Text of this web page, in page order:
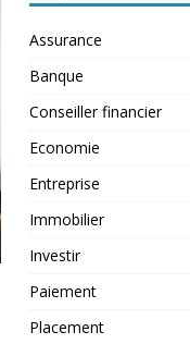
Assurance
Banque
Conseiller financier
Economie
Entreprise
Immobilier
Investir
Paiement
Placement